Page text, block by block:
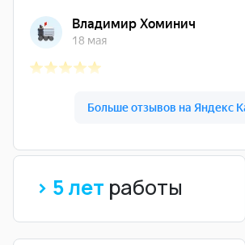
> 5 лет работы